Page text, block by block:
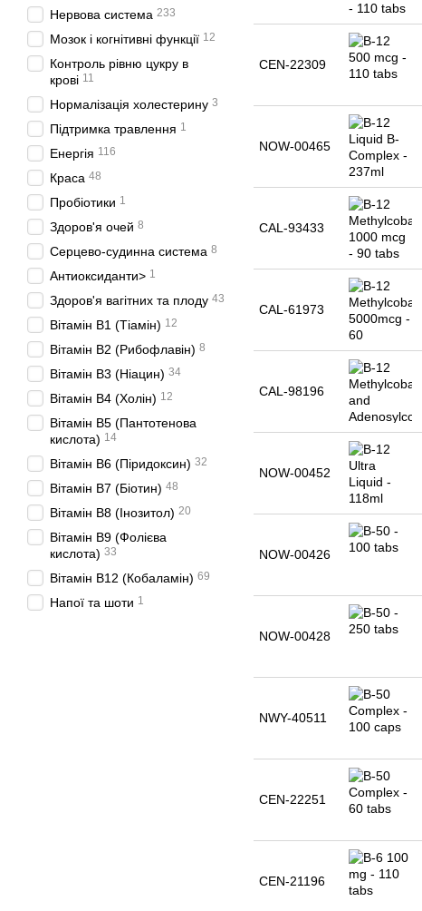
CEN-22309
NOW-00465
CAL-93433
CAL-61973
CAL-98196
NOW-00452
NOW-00426
NOW-00428
NWY-40511
CEN-22251
CEN-21196
Нервова система 233
Мозок і когнітивні функції 12
Контроль рівню цукру в
крові 11
Нормалізація холестерину 3
Підтримка травлення 1
Енергія 116
Краса 48
Пробіотики 1
Здоров'я очей 8
Серцево-судинна система 8
Антиоксиданти> 1
Здоров'я вагітних та плоду 43
Вітамін B1 (Тіамін) 12
Вітамін B2 (Рибофлавін) 8
Вітамін B3 (Ніацин) 34
Вітамін B4 (Холін) 12
Вітамін B5 (Пантотенова
кислота) 14
Вітамін B6 (Піридоксин) 32
Вітамін B7 (Біотин) 48
Вітамін B8 (Інозитол) 20
Вітамін B9 (Фолієва
кислота) 33
Вітамін B12 (Кобаламін) 69
Напої та шоти 1